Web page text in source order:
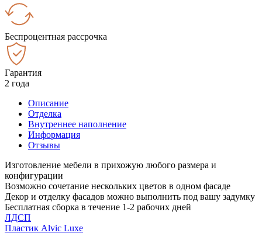
Беспроцентная рассрочка
Гарантия
2 года
Описание
Отделка
Внутреннее наполнение
Информация
Отзывы
Изготовление мебели в прихожую любого размера и
конфигурации
Возможно сочетание нескольких цветов в одном фасаде
Декор и отделку фасадов можно выполнить под вашу задумку
Бесплатная сборка в течение 1-2 рабочих дней
ЛДСП
Пластик Alvic Luxe